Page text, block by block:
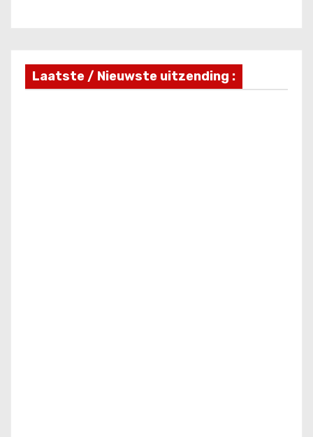
Laatste / Nieuwste uitzending :